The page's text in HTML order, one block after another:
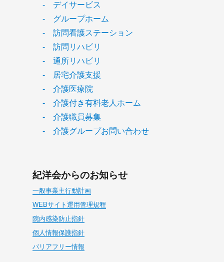
- デイサービス
- グループホーム
- 訪問看護ステーション
- 訪問リハビリ
- 通所リハビリ
- 居宅介護支援
- 介護医療院
- 介護付き有料老人ホーム
- 介護職員募集
- 介護グループお問い合わせ
紀洋会からのお知らせ
一般事業主行動計画
WEBサイト運用管理規程
院内感染防止指針
個人情報保護指針
バリアフリー情報